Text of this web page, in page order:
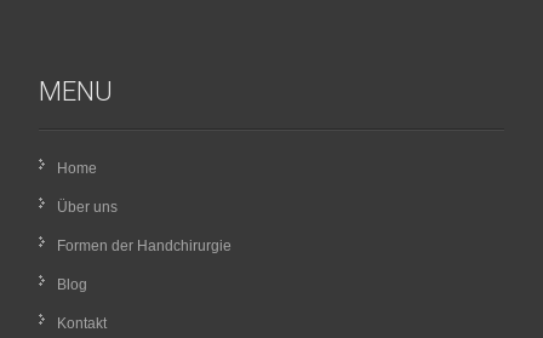
MENU
Home
Über uns
Formen der Handchirurgie
Blog
Kontakt